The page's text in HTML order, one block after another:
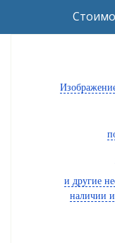
и другие
наличии